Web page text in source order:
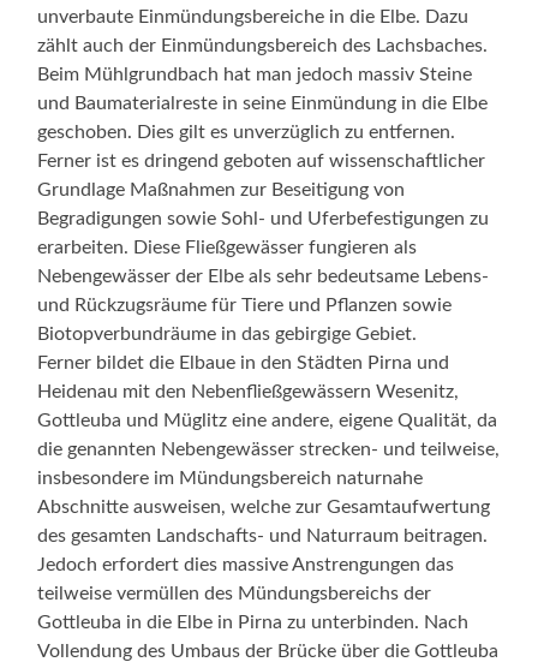
unverbaute Einmündungsbereiche in die Elbe. Dazu
zählt auch der Einmündungsbereich des Lachsbaches.
Beim Mühlgrundbach hat man jedoch massiv Steine
und Baumaterialreste in seine Einmündung in die Elbe
geschoben. Dies gilt es unverzüglich zu entfernen.
Ferner ist es dringend geboten auf wissenschaftlicher
Grundlage Maßnahmen zur Beseitigung von
Begradigungen sowie Sohl- und Uferbefestigungen zu
erarbeiten. Diese Fließgewässer fungieren als
Nebengewässer der Elbe als sehr bedeutsame Lebens-
und Rückzugsräume für Tiere und Pflanzen sowie
Biotopverbundräume in das gebirgige Gebiet.
Ferner bildet die Elbaue in den Städten Pirna und
Heidenau mit den Nebenfließgewässern Wesenitz,
Gottleuba und Müglitz eine andere, eigene Qualität, da
die genannten Nebengewässer strecken- und teilweise,
insbesondere im Mündungsbereich naturnahe
Abschnitte ausweisen, welche zur Gesamtaufwertung
des gesamten Landschafts- und Naturraum beitragen.
Jedoch erfordert dies massive Anstrengungen das
teilweise vermüllen des Mündungsbereichs der
Gottleuba in die Elbe in Pirna zu unterbinden. Nach
Vollendung des Umbaus der Brücke über die Gottleuba